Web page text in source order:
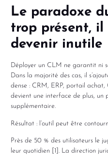
Le paradoxe
trop présent, il
devenir inutile
Déployer un CLM ne garantit ni
Dans la majorité des cas, il
dense : CRM, ERP, portail
devient une interface de plus,
supplémentaire.
Résultat : l’outil peut être
Près de 50 % des utilisateurs le
leur quotidien [1]. La direction